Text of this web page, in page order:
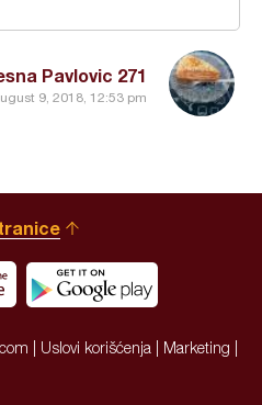
Pavlovic 271
9, 2018, 12:53 pm
| Uslovi korišćenja Marketing